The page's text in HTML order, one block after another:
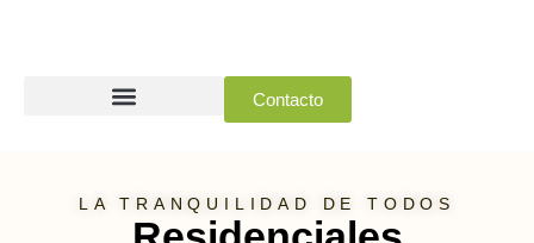
Contacto
LA TRANQUILIDAD DE TODOS